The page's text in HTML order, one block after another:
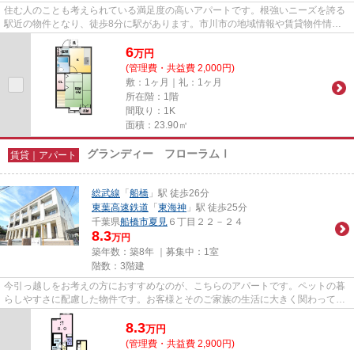
住む人のことも考えられている満足度の高いアパートです。根強いニーズを誇る
駅近の物件となり、徒歩8分に駅があります。市川市の地域情報や賃貸物件情報
のことなら、当社にお任せ下さ...
6万円
(管理費・共益費 2,000円)
敷：1ヶ月｜礼：1ヶ月
所在階：1階
間取り：1K
面積：23.90㎡
賃貸｜アパート グランディー フローラムⅠ
総武線 「 船橋 」駅 徒歩26分
東葉高速鉄道 「 東海神 」駅 徒歩25分
千葉県船橋市夏見 ６丁目２２－２４
8.3万円
築年数：築8年 ｜募集中： 1室
階数：3階建
今引っ越しをお考えの方におすすめなのが、こちらのアパートです。ペットの暮
らしやすさに配慮した物件です。お客様とそのご家族の生活に大きく関わってく
る、住の環境。これまでより...
8.3万円
(管理費・共益費 2,900円)